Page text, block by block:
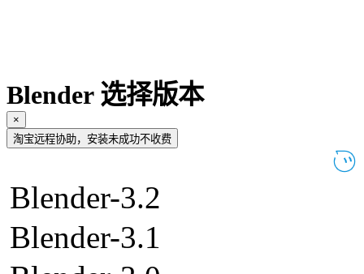
Blender 选择版本
×
淘宝远程协助，安装未成功不收费
Blender-3.2
Blender-3.1